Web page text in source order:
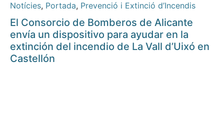
Notícies, Portada, Prevenció i Extinció d’Incendis
El Consorcio de Bomberos de Alicante
envía un dispositivo para ayudar en la
extinción del incendio de La Vall d’Uixó en
Castellón